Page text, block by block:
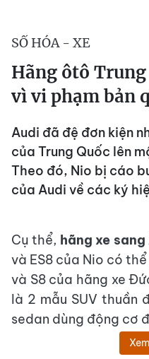
SỐ HÓA - XE
Hãng ôtô
vì vi phạm bản
Audi đã đệ đơn kiện
của Trung Quốc lên
Theo đó, Nio bị cáo
của Audi về các ký
Cụ thể, hãng xe
và ES8 của Nio có
và S8 của hãng xe
là 2 mẫu SUV thuần
sedan dùng động cơ